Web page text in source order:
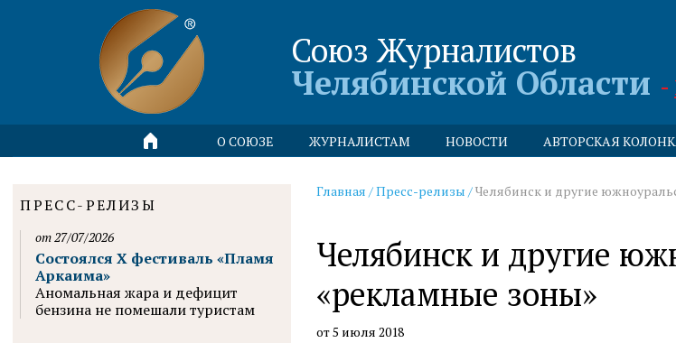
Союз Журналистов
Челябинской Области -
О СОЮЗЕ ЖУРНАЛИСТАМ НОВОСТИ АВТОРСКАЯ
Главная /Пресс-релизы /Челябинск и другие
Челябинск и другие
«рекламные зоны»
от 5 июля 2018
ПРЕСС-РЕЛИЗЫ
от 27/07/2026
Состоялся X фестиваль «Пламя
Аркаима»
Аномальная жара и дефицит
бензина не помешали туристам